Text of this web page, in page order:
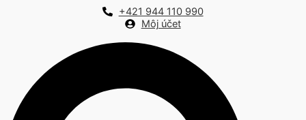
+421 944 110 990
Môj účet